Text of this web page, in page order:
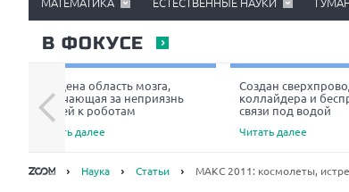
МАТЕМАТИКА ЕСТЕСТВЕННЫЕ НАУКИ
В ФОКУСЕ
Найдена область мозга,
отвечающая за неприязнь
людей к роботам
Читать далее
Создан
коллайдера и
связи под водой
Читать далее
Наука Статьи МАКС 2011: космолеты,